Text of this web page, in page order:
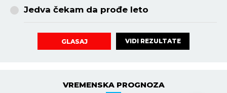
Jedva čekam da prođe leto
GLASAJ VIDI REZULTATE
VREMENSKA PROGNOZA